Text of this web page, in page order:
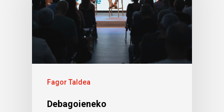
Fagor Taldea
Debagoieneko